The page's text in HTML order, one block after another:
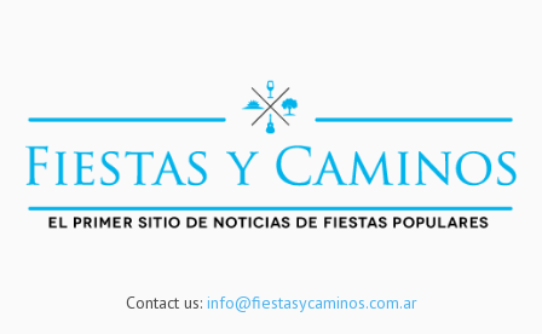
Contact us: info@fiestasycaminos.com.ar